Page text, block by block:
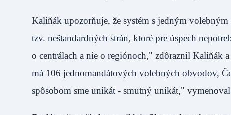
Kaliňák upozorňuje, že systém s jedným
tzv. neštandardných strán, ktoré pre úspech
o centrálach a nie o regiónoch," zdôraznil Kaliňák
má 106 jednomandátových volebných obvodov,
spôsobom sme unikát - smutný unikát,"